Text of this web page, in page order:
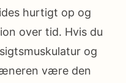
hurtigt op og
over tid. Hvis du
og
være den